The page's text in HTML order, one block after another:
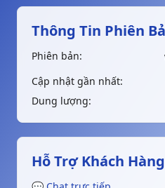
Thông Tin Phiên
Phiên bản:
Cập nhật gần nhất:
Dung lượng:
Hỗ Trợ Khách Hàng